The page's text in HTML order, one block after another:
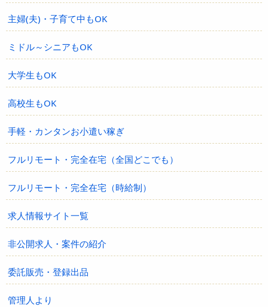
主婦(夫)・子育て中もOK
ミドル～シニアもOK
大学生もOK
高校生もOK
手軽・カンタンお小遣い稼ぎ
フルリモート・完全在宅（全国どこでも）
フルリモート・完全在宅（時給制）
求人情報サイト一覧
非公開求人・案件の紹介
委託販売・登録出品
管理人より